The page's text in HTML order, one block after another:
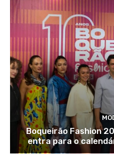
Boqueirão Fashion
entra para o